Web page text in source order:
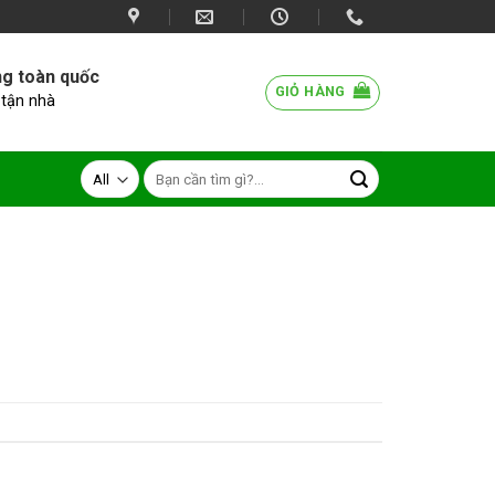
toàn quốc
nhà
GIỎ HÀNG